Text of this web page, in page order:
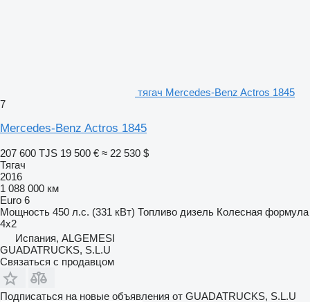
тягач Mercedes-Benz Actros 1845
7
Mercedes-Benz Actros 1845
207 600 TJS 19 500 € ≈ 22 530 $
Тягач
2016
1 088 000 км
Euro 6
Мощность 450 л.с. (331 кВт) Топливо дизель Колесная формула
4x2
Испания, ALGEMESI
GUADATRUCKS, S.L.U
Связаться с продавцом
Подписаться на новые объявления от GUADATRUCKS, S.L.U